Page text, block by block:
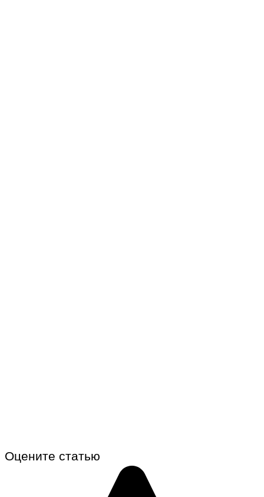
Оцените статью